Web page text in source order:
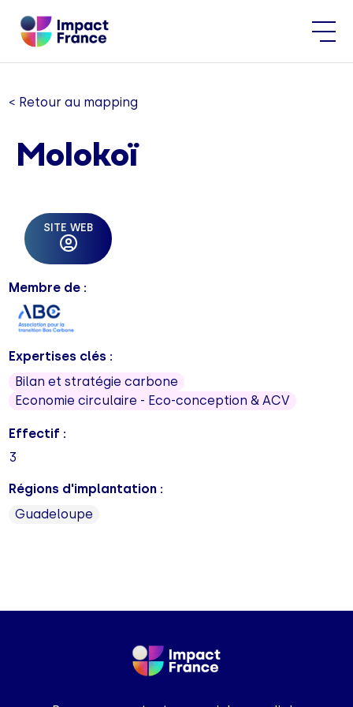
< Retour au mapping
Molokoï
SITE WEB
Membre de :
Expertises clés :
Bilan et stratégie carbone
Economie circulaire - Eco-conception & ACV
Effectif :
3
Régions d'implantation :
Guadeloupe